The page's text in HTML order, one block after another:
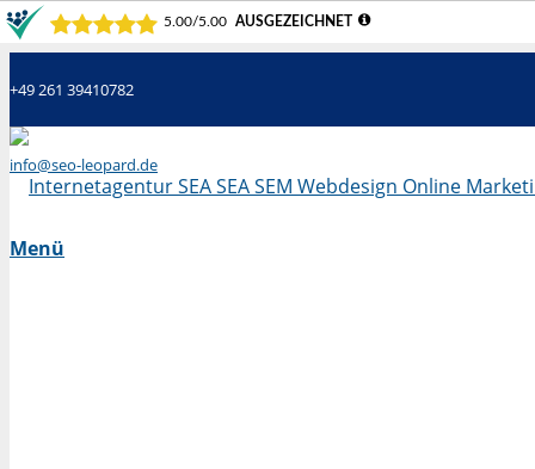
+49 261 39410782
info@seo-leopard.de
Menü